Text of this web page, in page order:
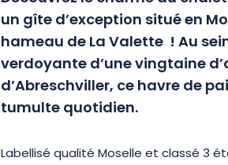
un gîte d’exceptionsitué en
hameau de La Valette ! Au
verdoyante d’une vingtaine
d’Abreschviller, ce havre de
tumulte quotidien.
Labellisé qualité Moselle et classé 3